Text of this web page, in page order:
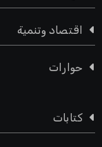
اقتصاد وتنمية
حوارات
كتابات